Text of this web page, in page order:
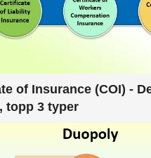
of Insurance (COI) -
topp 3 typer